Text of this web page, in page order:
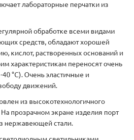
лабораторные перчатки из
обработке всеми видами
средств, обладают хорошей
кислот, растворенных оснований и
характеристикам переносят очень
°С). Очень эластичные и
движений.
из высокотехнологичного
прозрачном экране изделия порт
нержавеющей стали.